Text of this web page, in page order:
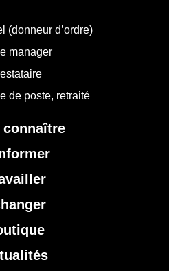
(donneur d’ordre)
manager
de poste, retraité
connaître